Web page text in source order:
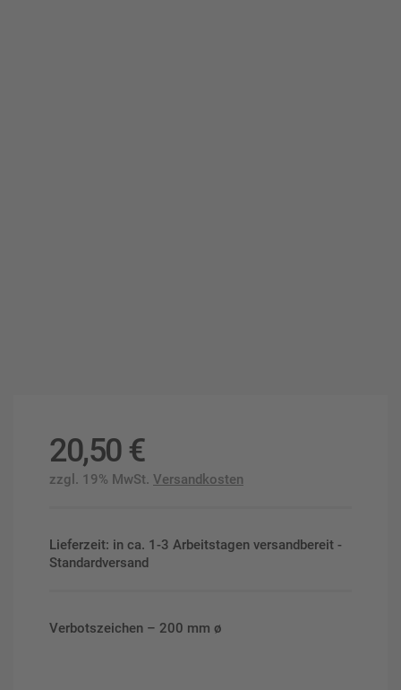
20,50 €
zzgl. 19% MwSt. Versandkosten
Lieferzeit: in ca. 1-3 Arbeitstagen versandbereit -
Standardversand
Verbotszeichen – 200 mm ø